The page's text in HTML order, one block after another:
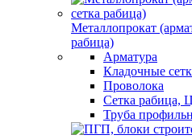
Металлопрокат
рабица)
Арматура
Кладочные
Проволока
Сетка рабица,
Труба